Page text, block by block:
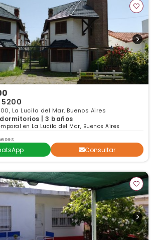
La Lucila del Mar, Buenos Aires
| 3 baños
en La Lucila del Mar, Buenos Aires
Consultar